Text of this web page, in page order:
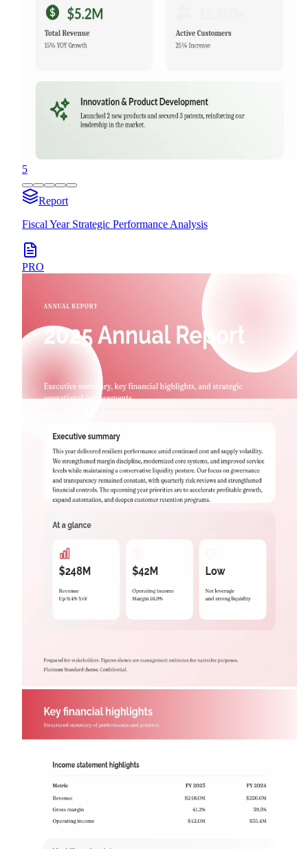
5
Report
Fiscal Year Strategic Performance Analysis
PRO